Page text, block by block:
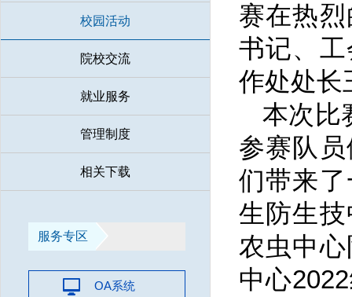
校园活动
院校交流
就业服务
管理制度
相关下载
服务专区
OA系统
赛在热
书记、
作处处长
本次比
参赛队
们带来
生防生
农虫中
中心